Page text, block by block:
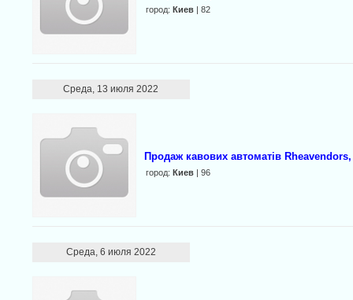
город: Киев| 82
Среда, 13 июля 2022
Продаж кавових автоматів
город: Киев| 96
Среда, 6 июля 2022